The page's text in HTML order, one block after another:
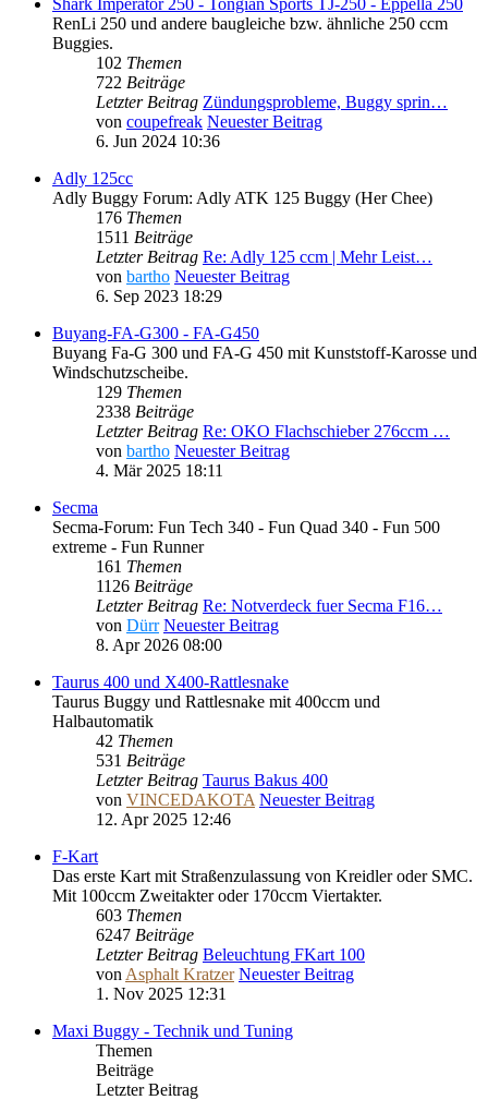
RenLi 250 und andere baugleiche bzw. ähnliche 250 ccm
Buggies.
102 Themen
722 Beiträge
Letzter Beitrag Zündungsprobleme, Buggy sprin…
von coupefreak Neuester Beitrag
6. Jun 2024 10:36
Adly 125cc
Adly Buggy Forum: Adly ATK 125 Buggy (Her Chee)
176 Themen
1511 Beiträge
Letzter Beitrag Re: Adly 125 ccm | Mehr Leist…
von bartho Neuester Beitrag
6. Sep 2023 18:29
Buyang-FA-G300 - FA-G450
Buyang Fa-G 300 und FA-G 450 mit Kunststoff-Karosse und
Windschutzscheibe.
129 Themen
2338 Beiträge
Letzter Beitrag Re: OKO Flachschieber 276ccm …
von bartho Neuester Beitrag
4. Mär 2025 18:11
Secma
Secma-Forum: Fun Tech 340 - Fun Quad 340 - Fun 500
extreme - Fun Runner
161 Themen
1126 Beiträge
Letzter Beitrag Re: Notverdeck fuer Secma F16…
von Dürr Neuester Beitrag
8. Apr 2026 08:00
Taurus 400 und X400-Rattlesnake
Taurus Buggy und Rattlesnake mit 400ccm und
Halbautomatik
42 Themen
531 Beiträge
Letzter Beitrag Taurus Bakus 400
von VINCEDAKOTA Neuester Beitrag
12. Apr 2025 12:46
F-Kart
Das erste Kart mit Straßenzulassung von Kreidler oder SMC.
Mit 100ccm Zweitakter oder 170ccm Viertakter.
603 Themen
6247 Beiträge
Letzter Beitrag Beleuchtung FKart 100
von Asphalt Kratzer Neuester Beitrag
1. Nov 2025 12:31
Maxi Buggy - Technik und Tuning
Themen
Beiträge
Letzter Beitrag